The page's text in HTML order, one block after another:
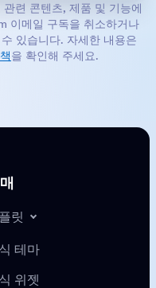
련 콘텐츠, 제품 및 기능에
이메일 구독을 취소하거나
있습니다. 자세한 내용은
을 확인해 주세요.
릿
테마
위젯